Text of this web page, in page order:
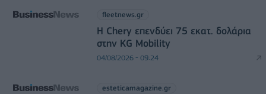
fleetnews.gr
Η Chery επενδύει 75 εκατ. δολάρια
στην KG Mobility
04/08/2026 - 09:24
esteticamagazine.gr